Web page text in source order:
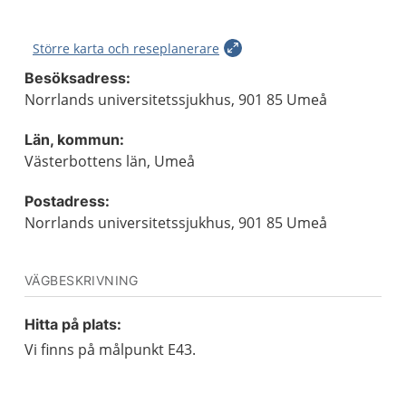
Större karta och reseplanerare
Besöksadress:
Norrlands universitetssjukhus, 901 85 Umeå
Län, kommun:
Västerbottens län, Umeå
Postadress:
Norrlands universitetssjukhus, 901 85 Umeå
VÄGBESKRIVNING
Hitta på plats:
Vi finns på målpunkt E43.